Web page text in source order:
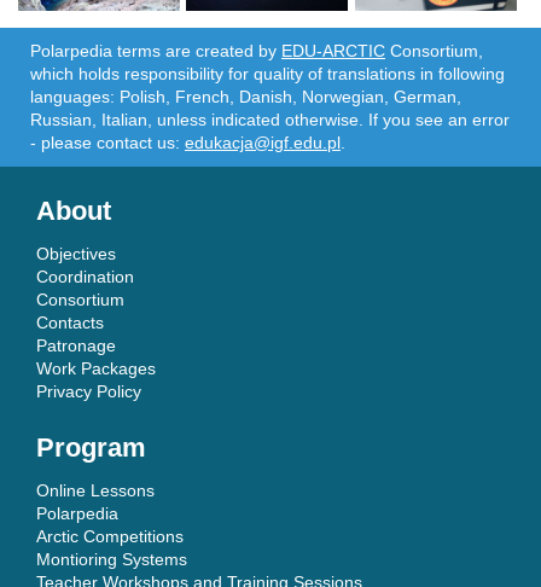
Polarpedia terms are created by EDU-ARCTIC Consortium,
which holds responsibility for quality of translations in following
languages: Polish, French, Danish, Norwegian, German,
Russian, Italian, unless indicated otherwise. If you see an error
- please contact us: edukacja@igf.edu.pl.
About
Objectives
Coordination
Consortium
Contacts
Patronage
Work Packages
Privacy Policy
Program
Online Lessons
Polarpedia
Arctic Competitions
Montioring Systems
Teacher Workshops and Training Sessions